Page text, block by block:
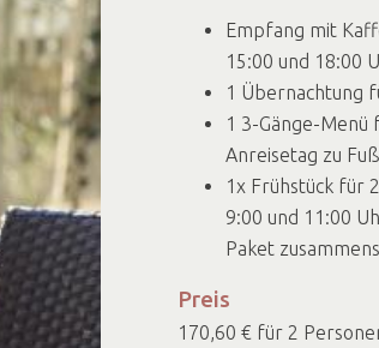
Empfang mit
15:00 und 18:00
1 Übernachtung
1 3-Gänge-Menü
Anreisetag zu
1x Frühstück für
9:00 und 11:00
Paket
Preis
170,60 € für 2